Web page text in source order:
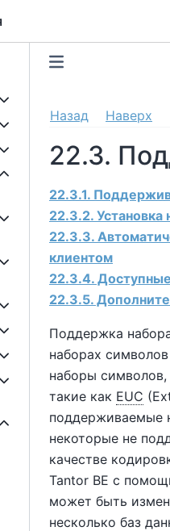
Назад
Наверх
22.3.
22.3.1.
22.3.2. Установка
22.3.3.
клиентом
22.3.4.
22.3.5.
Поддержка
наборах
наборы
такие как EUC
поддерживаемые
некоторые не
качестве
Tantor BE с
может быть
несколько баз